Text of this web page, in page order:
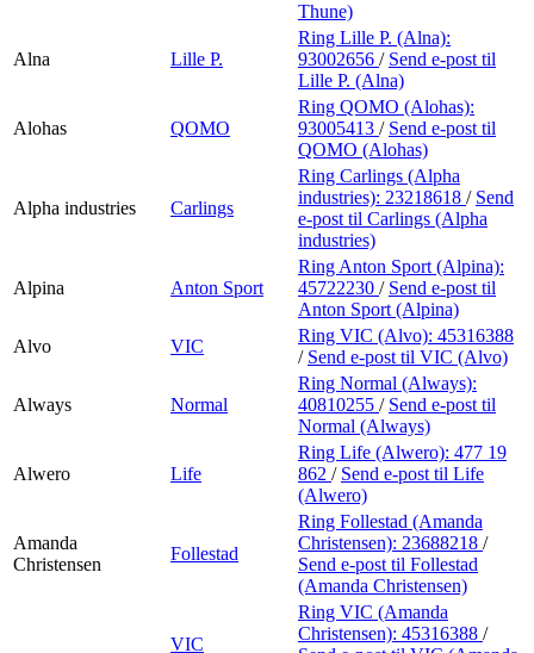
Thune)
Alna Lille P.
Ring Lille P. (Alna):
93002656 / Send e-post til
Lille P. (Alna)
Alohas QOMO
Ring QOMO (Alohas):
93005413 / Send e-post til
QOMO (Alohas)
Alpha industries Carlings
Ring Carlings (Alpha
industries): 23218618 / Send
e-post til Carlings (Alpha
industries)
Alpina Anton Sport
Ring Anton Sport (Alpina):
45722230 / Send e-post til
Anton Sport (Alpina)
Alvo
VIC
Ring VIC (Alvo): 45316388
/ Send e-post til VIC (Alvo)
Always Normal
Ring Normal (Always):
40810255 / Send e-post til
Normal (Always)
Alwero Life
Ring Life (Alwero): 477 19
862 / Send e-post til Life
(Alwero)
Amanda
Christensen
Follestad
Ring Follestad (Amanda
Christensen): 23688218 /
Send e-post til Follestad
(Amanda Christensen)
VIC
Ring VIC (Amanda
Christensen): 45316388 /